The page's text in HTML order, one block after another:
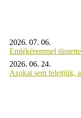
2026. 07. 06.
Emlékéremmel
2026. 06. 24.
Azokat sem felejtjük,